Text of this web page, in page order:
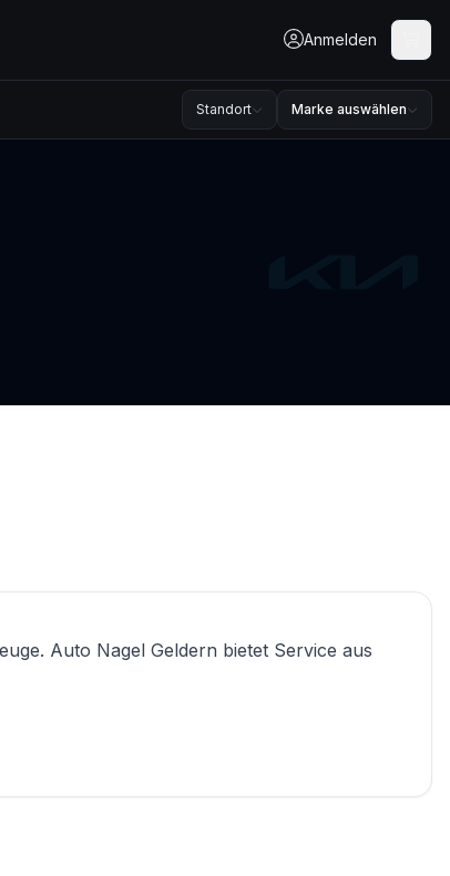
Anmelden
Standort Marke auswählen
Auto Nagel Geldern bietet Service aus